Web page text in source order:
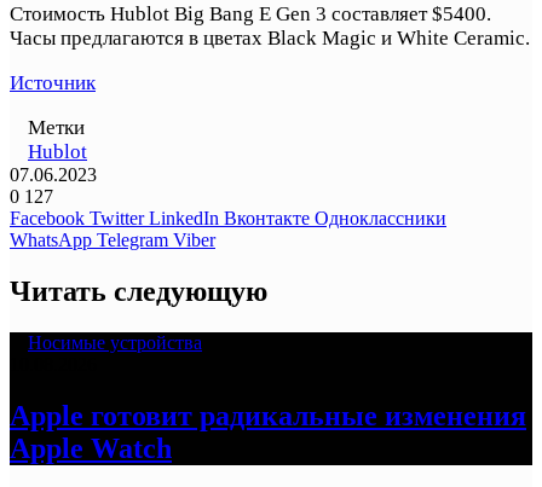
Стоимость Hublot Big Bang E Gen 3 составляет $5400.
Часы предлагаются в цветах Black Magic и White Ceramic.
Источник
Метки
Hublot
07.06.2023
0 127
Facebook Twitter LinkedIn Вконтакте Одноклассники
WhatsApp Telegram Viber
Читать следующую
Носимые устройства
Apple готовит радикальные изменения
Apple Watch